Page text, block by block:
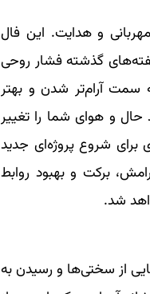
و هدایت. این فال
گذشته فشار روحی
سمت آرام‌تر شدن و بهتر
و هوای شما را تغییر
شروع پروژه‌ای جدید
برکت و بهبود روابط
شد.
از سختی‌ها و رسیدن به